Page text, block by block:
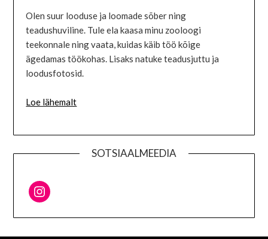
Olen suur looduse ja loomade sõber ning
teadushuviline. Tule ela kaasa minu zooloogi
teekonnale ning vaata, kuidas käib töö kõige
ägedamas töökohas. Lisaks natuke teadusjuttu ja
loodusfotosid.
Loe lähemalt
SOTSIAALMEEDIA
Instagram